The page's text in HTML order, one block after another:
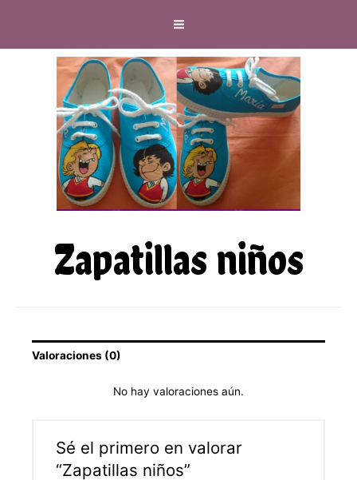
Zapatillas niños
Valoraciones (0)
No hay valoraciones aún.
Sé el primero en valorar
“Zapatillas niños”